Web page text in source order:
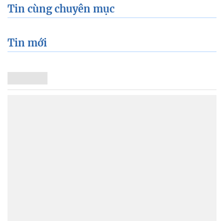
Tin cùng chuyên mục
Tin mới